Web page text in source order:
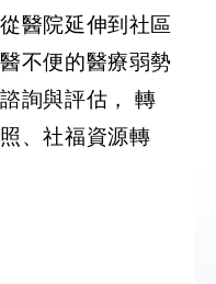
醫院延伸到社區
不便的醫療弱勢
詢與評估， 轉
、社福資源轉